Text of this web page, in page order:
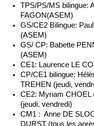
TPS/PS/MS bilingue:
FAGON(ASEM)
GS/CE2 Bilingue:
(ASEM)
GS/ CP: Babette
(ASEM)
CE1: Laurence LE
CP/CE1 bilingue:
TREHEN (jeudi,
CE2: Myriam CHOEL
(jeudi, vendredi)
CM1 : Anne DE
DURST (tous les